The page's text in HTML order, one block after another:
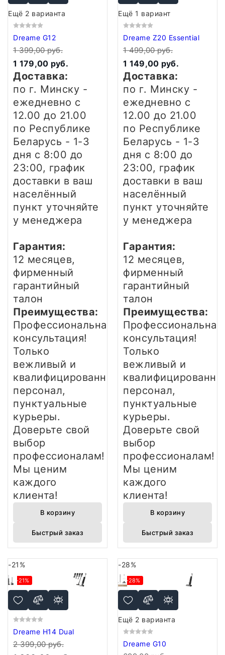
Ещё 2 варианта
Dreame G12
1 399,00 руб.
1 179,00 руб.
Доставка:
по г. Минску -
ежедневно с
12.00 до 21.00
по Республике
Беларусь - 1-3
дня с 8:00 до
23:00, график
доставки в ваш
населённый
пункт уточняйте
у менеджера
Гарантия:
12 месяцев,
фирменный
гарантийный
талон
Преимущества:
Профессиональная
консультация!
Только
вежливый и
квалифицированный
персонал,
пунктуальные
курьеры.
Доверьте свой
выбор
профессионалам!
Мы ценим
каждого
клиента!
В корзину
Быстрый заказ
Ещё 1 вариант
Dreame Z20 Essential
1 499,00 руб.
1 149,00 руб.
Доставка:
по г. Минску -
ежедневно с
12.00 до 21.00
по Республике
Беларусь - 1-3
дня с 8:00 до
23:00, график
доставки в ваш
населённый
пункт уточняйте
у менеджера
Гарантия:
12 месяцев,
фирменный
гарантийный
талон
Преимущества:
Профессиональная
консультация!
Только
вежливый и
персонал,
пунктуальные
курьеры.
Доверьте свой
выбор
профессионалам!
Мы ценим
каждого
клиента!
В корзину
Быстрый заказ
-21%
-21%
Dreame H14 Dual
2 399,00 руб.
-28%
-28%
Ещё 2 варианта
Dreame G10